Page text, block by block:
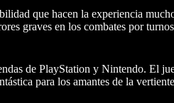
que hacen la experiencia
graves en los combates por
de PlayStation y Nintendo. El
para los amantes de la